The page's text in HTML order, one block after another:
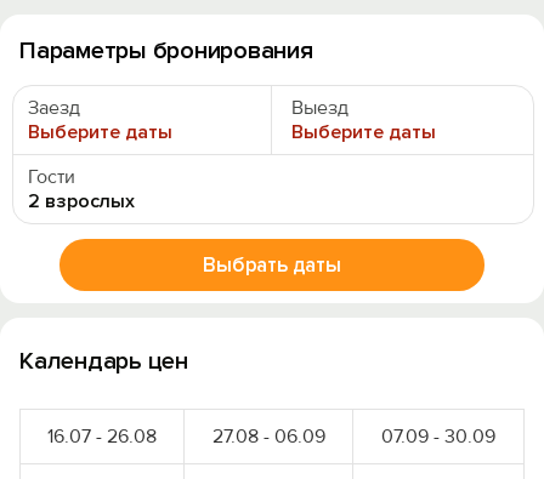
Параметры бронирования
Заезд
Выберите даты
Выезд
Выберите даты
Гости
2 взрослых
Выбрать даты
Календарь цен
16.07 - 26.08 27.08 - 06.09 07.09 - 30.09